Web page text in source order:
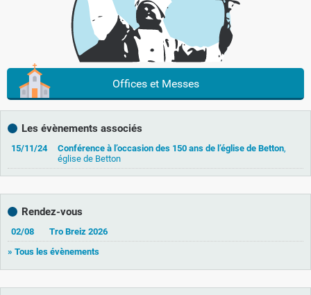
Offices et Messes
Les évènements associés
15/11/24 Conférence à l’occasion des 150 ans de l’église de Betton,
église de Betton
Rendez-vous
02/08
Tro Breiz 2026
» Tous les évènements